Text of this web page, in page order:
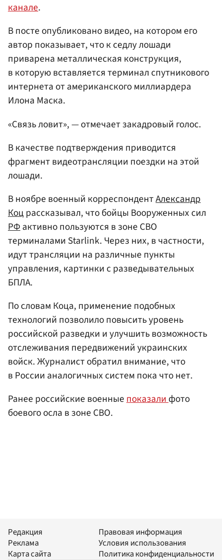
канале.
В посте опубликовано видео, на котором его
автор показывает, что к седлу лошади
приварена металлическая конструкция,
в которую вставляется терминал спутникового
интернета от американского миллиардера
Илона Маска.
«Связь ловит», — отмечает закадровый голос.
В качестве подтверждения приводится
фрагмент видеотрансляции поездки на этой
лошади.
В ноябре военный корреспондентАлександр
Коцрассказывал, что бойцы Вооруженных сил
РФактивно пользуются в зоне СВО
терминалами Starlink. Через них, в частности,
идут трансляции на различные пункты
управления, картинки с разведывательных
БПЛА.
По словам Коца, применение подобных
технологий позволило повысить уровень
российской разведки и улучшить возможность
отслеживания передвижений украинских
войск. Журналист обратил внимание, что
в России аналогичных систем пока что нет.
Ранее российские военныепоказалифото
боевого осла в зоне СВО.
Редакция
Реклама
Карта сайта
Правовая информация
Условия использования
Политика конфиденциальности